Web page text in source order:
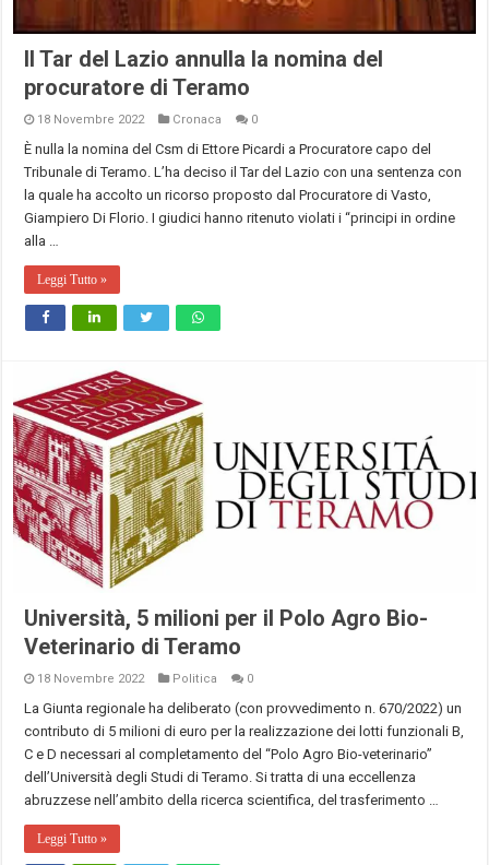
Il Tar del Lazio annulla la nomina del
procuratore di Teramo
18 Novembre 2022 Cronaca 0
È nulla la nomina del Csm di Ettore Picardi a Procuratore capo del
Tribunale di Teramo. L’ha deciso il Tar del Lazio con una sentenza con
la quale ha accolto un ricorso proposto dal Procuratore di Vasto,
Giampiero Di Florio. I giudici hanno ritenuto violati i “principi in ordine
alla …
Leggi Tutto »
Università, 5 milioni per il Polo Agro Bio-
Veterinario di Teramo
18 Novembre 2022 Politica 0
La Giunta regionale ha deliberato (con provvedimento n. 670/2022) un
contributo di 5 milioni di euro per la realizzazione dei lotti funzionali B,
C e D necessari al completamento del “Polo Agro Bio-veterinario”
dell’Università degli Studi di Teramo. Si tratta di una eccellenza
abruzzese nell’ambito della ricerca scientifica, del trasferimento …
Leggi Tutto »